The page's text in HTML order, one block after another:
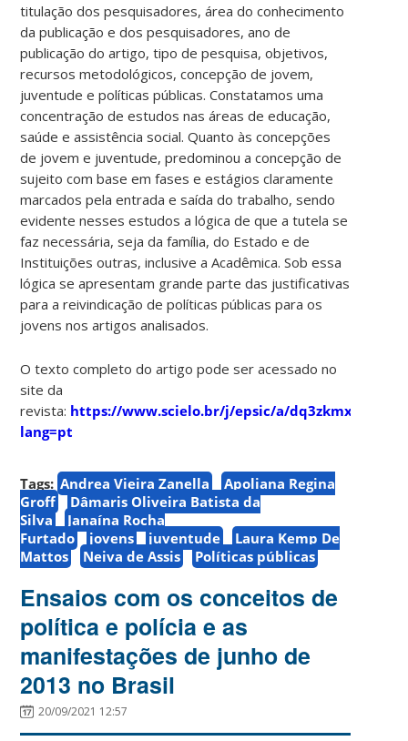
titulação dos pesquisadores, área do conhecimento
da publicação e dos pesquisadores, ano de
publicação do artigo, tipo de pesquisa, objetivos,
recursos metodológicos, concepção de jovem,
juventude e políticas públicas. Constatamos uma
concentração de estudos nas áreas de educação,
saúde e assistência social. Quanto às concepções
de jovem e juventude, predominou a concepção de
sujeito com base em fases e estágios claramente
marcados pela entrada e saída do trabalho, sendo
evidente nesses estudos a lógica de que a tutela se
faz necessária, seja da família, do Estado e de
Instituições outras, inclusive a Acadêmica. Sob essa
lógica se apresentam grande parte das justificativas
para a reivindicação de políticas públicas para os
jovens nos artigos analisados.
O texto completo do artigo pode ser acessado no
site da
revista: https://www.scielo.br/j/epsic/a/
lang=pt
Tags: Andrea Vieira Zanella
Apoliana Regina
Groff
Dâmaris Oliveira Batista da
Silva
Janaína Rocha
Furtado
jovens juventude
Laura Kemp De
Mattos
Neiva de Assis Políticas públicas
Ensaios com os conceitos de
política e polícia e as
manifestações de junho de
2013 no Brasil
20/09/2021 12:57